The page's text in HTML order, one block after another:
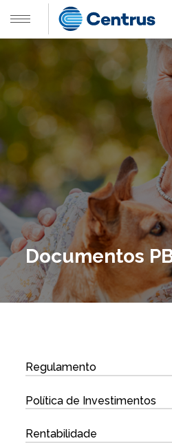
Documentos
Regulamento
Política de Investimentos
Rentabilidade